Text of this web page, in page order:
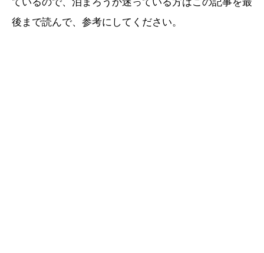
ているので、泊まろうか迷っている方はこの記事を最
後まで読んで、参考にしてください。